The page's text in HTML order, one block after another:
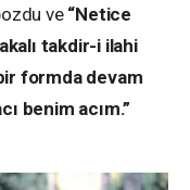
ve “Netice
takdir-i ilahi
formda devam
benim acım.”